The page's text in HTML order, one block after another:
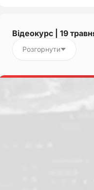
Відеокурс | 19
Розгорнути